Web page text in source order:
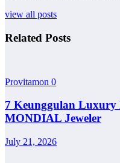
view all posts
Related Posts
Provitamon 0
7 Keunggulan Luxury
MONDIAL Jeweler
July 21, 2026